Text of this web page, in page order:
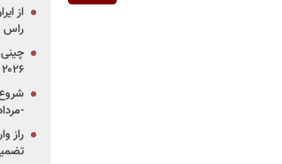
از
راس
۲۰۲۶ به میدان نبرد خودروسازان جهان تبدیل می‌شود
-مرداد۱۴۰۵ (+زمان، قیمت و
تضمین درآمد